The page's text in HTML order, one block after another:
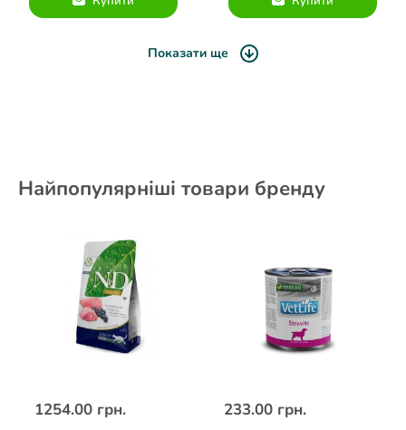
Показати ще
Найпопулярніші товари бренду
1254.00 грн. 233.00 грн.